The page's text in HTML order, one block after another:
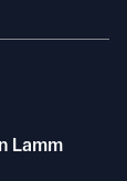
Lamm